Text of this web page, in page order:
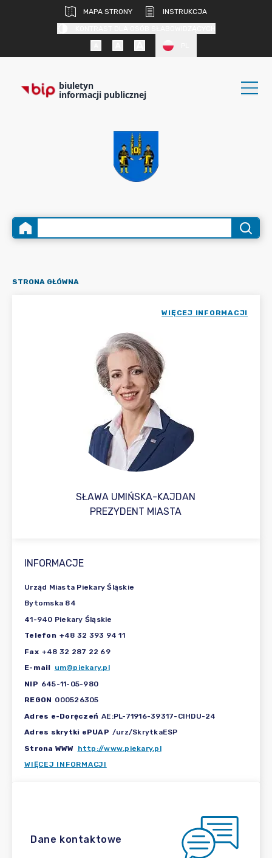
MAPA STRONY
INSTRUKCJA
biuletyn
informacji publicznej
STRONA GŁÓWNA
SŁAWA UMIŃSKA-KAJDAN
WIĘCEJ INFORMACJI
PREZYDENT MIASTA
INFORMACJE
Urząd Miasta Piekary Śląskie
Bytomska 84
41-940 Piekary Śląskie
Telefon +48 32 393 94 11
Fax +48 32 287 22 69
E-mail
um@piekary.pl
NIP 645-11-05-980
REGON 000526305
Adres e-Doręczeń AE:PL-71916-39317-CIHDU-24
Adres skrytki ePUAP /urz/SkrytkaESP
Strona WWW http://www.piekary.pl
WIĘCEJ INFORMACJI
Dane kontaktowe